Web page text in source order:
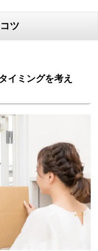
ツ
イミングを考え